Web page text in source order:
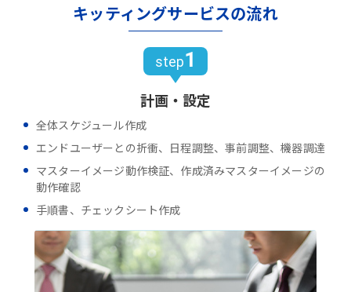
キッティングサービスの流れ
step1
計画・設定
全体スケジュール作成
エンドユーザーとの折衝、日程調整、事前調整、機器調達
マスターイメージ動作検証、作成済みマスターイメージの
動作確認
手順書、チェックシート作成